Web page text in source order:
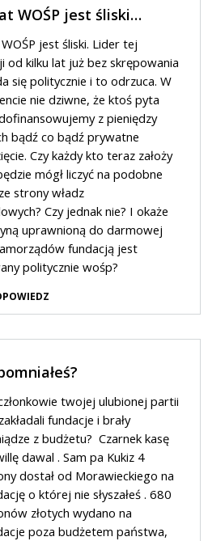
WOŚP jest śliski…
jest śliski. Lider tej
od kilku lat już bez skrępowania
się politycznie i to odrzuca. W
nie dziwne, że ktoś pyta
z pieniędzy
bądź co bądź prywatne
Czy każdy kto teraz założy
mógł liczyć na podobne
strony władz
Czy jednak nie? I okaże
uprawnioną do darmowej
fundacją jest
politycznie wośp?
twojej ulubionej partii
fundacje i brały
z budżetu? Czarnek kasę
dawal . Sam pa Kukiz 4
dostał od Morawieckiego na
o której nie słyszałeś . 680
złotych wydano na
poza budżetem państwa,